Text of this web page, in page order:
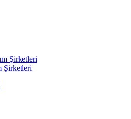
Şirketleri
Şirketleri